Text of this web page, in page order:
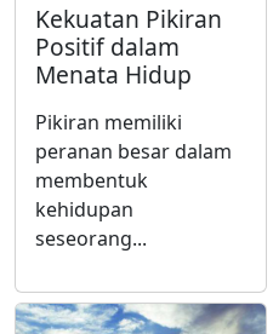
Kekuatan Pikiran
Positif dalam
Menata Hidup
Pikiran memiliki
peranan besar dalam
membentuk
kehidupan
seseorang...